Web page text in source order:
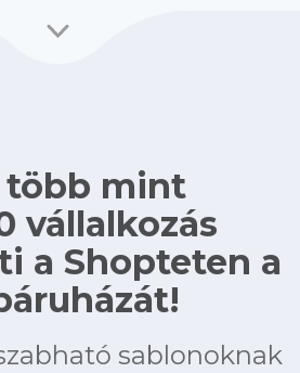
több mint
vállalkozás
a Shopteten a
sablonoknak